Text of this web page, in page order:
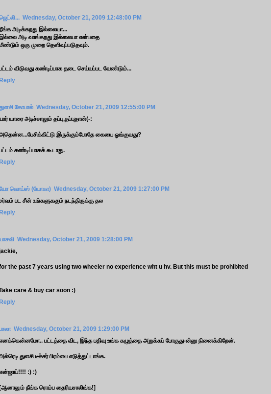
Wednesday, October 21, 2009 12:48:00 PM
அடிக்கறது இல்லையா...
அடி வாங்கறது இல்லையா என்பதை
ஒரு முறை தெளிவுப்படுதவும்.
விடுவது கண்டிப்பாக தடை செய்யப்பட வேண்டும்...
Reply
கோபால் Wednesday, October 21, 2009 12:55:00 PM
யாரை அடிச்சாலும் தப்பு,தப்புதான்(-:
இருக்கும்போதே கையை ஓங்குவது?
கண்டிப்பாகக் கூடாது.
Reply
வொய்ஸ் (யோகா) Wednesday, October 21, 2009 1:27:00 PM
பட சீன் உங்களுககும் நடந்திருக்கு தல
Reply
Wednesday, October 21, 2009 1:28:00 PM
the past 7 years using two wheeler no experience wht u hv. But this must be prohibited
care & buy car soon :)
Reply
Wednesday, October 21, 2009 1:29:00 PM
பட்டத்தை விட, இந்த பதிவு உங்க கழுத்தை அறுக்கப் போகுது-ன்னு நினைக்கிறேன்.
துளசி டீச்சர் பிரம்பை எடுத்துட்டாங்க.
:) :)
[ஆனாலும் நீங்க ரொம்ப தைரியசாலிங்க!]